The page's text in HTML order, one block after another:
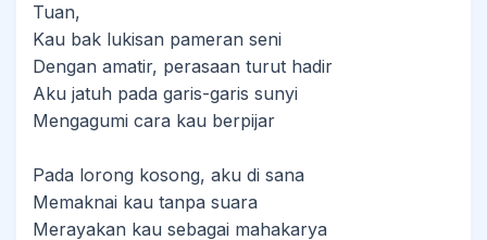
Tuan,
Kau bak lukisan pameran seni
Dengan amatir, perasaan turut hadir
Aku jatuh pada garis-garis sunyi
Mengagumi cara kau berpijar
Pada lorong kosong, aku di sana
Memaknai kau tanpa suara
Merayakan kau sebagai mahakarya